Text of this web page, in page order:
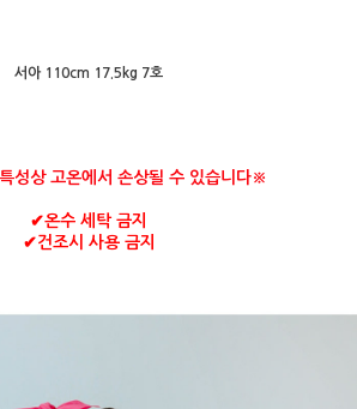
서아 110cm 17.5kg 7호
성상 고온에서 손상될 수 있습니다※
✔온수 세탁 금지
✔건조시 사용 금지